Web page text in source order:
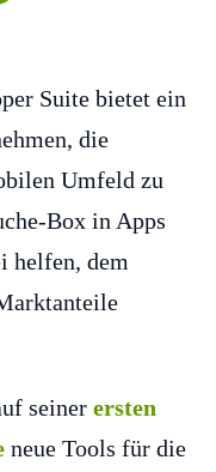
Suite bietet ein
die
Umfeld zu
Box in Apps
helfen, dem
seiner ersten
neue Tools für die